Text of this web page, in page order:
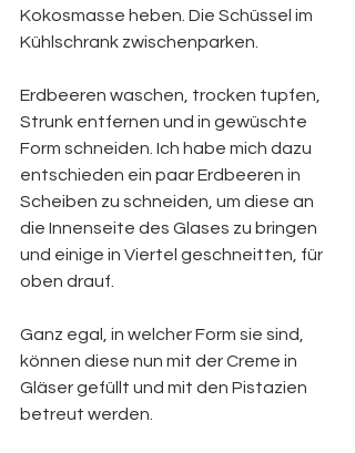
Kokosmasse heben. Die Schüssel im
Kühlschrank zwischenparken.
Erdbeeren waschen, trocken tupfen,
Strunk entfernen und in gewüschte
Form schneiden. Ich habe mich dazu
entschieden ein paar Erdbeeren in
Scheiben zu schneiden, um diese an
die Innenseite des Glases zu bringen
und einige in Viertel geschneitten, für
oben drauf.
Ganz egal, in welcher Form sie sind,
können diese nun mit der Creme in
Gläser gefüllt und mit den Pistazien
betreut werden.